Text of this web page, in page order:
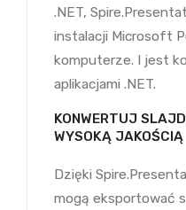
.NET,
instalacji Microsoft
komputerze. I jest
aplikacjami .NET.
KONWERTUJ
WYSOKĄ JAKOŚCIĄ
Dzięki
mogą eksportować